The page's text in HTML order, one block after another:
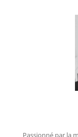
Passionné par la